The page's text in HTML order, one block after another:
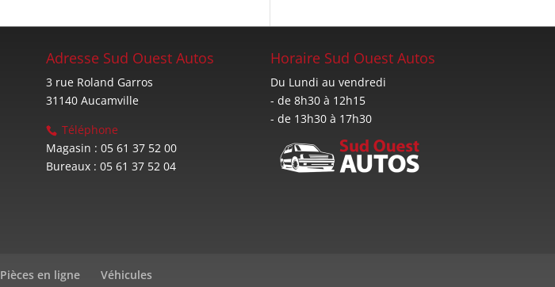
Adresse Sud Ouest Autos
3 rue Roland Garros
31140 Aucamville
Téléphone
Magasin : 05 61 37 52 00
Bureaux : 05 61 37 52 04
Horaire Sud Ouest Autos
Du Lundi au vendredi
- de 8h30 à 12h15
- de 13h30 à 17h30
Pièces en ligne Véhicules